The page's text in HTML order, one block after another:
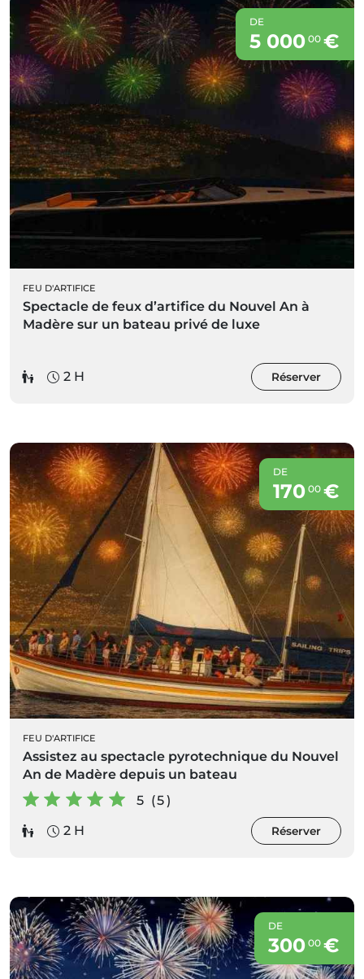
DE
5 000 00€
FEU D'ARTIFICE
Spectacle de feux d’artifice du Nouvel An à
Madère sur un bateau privé de luxe
2 H Réserver
DE
170 00€
FEU D'ARTIFICE
Assistez au spectacle pyrotechnique du Nouvel
An de Madère depuis un bateau
5 (5)
2 H
Réserver
DE
300 00€